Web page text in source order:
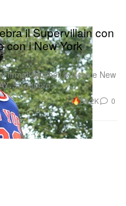
il Supervillain con
con i New York
firmati Mitchell & Ness e New
31 ottobre.
30.2K 0